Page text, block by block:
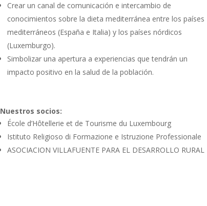
Crear un canal de comunicación e intercambio de
conocimientos sobre la dieta mediterránea entre los países
mediterráneos (España e Italia) y los países nórdicos
(Luxemburgo).
Simbolizar una apertura a experiencias que tendrán un
impacto positivo en la salud de la población.
Nuestros socios:
École d’Hôtellerie et de Tourisme du Luxembourg
Istituto Religioso di Formazione e Istruzione Professionale
ASOCIACION VILLAFUENTE PARA EL DESARROLLO RURAL